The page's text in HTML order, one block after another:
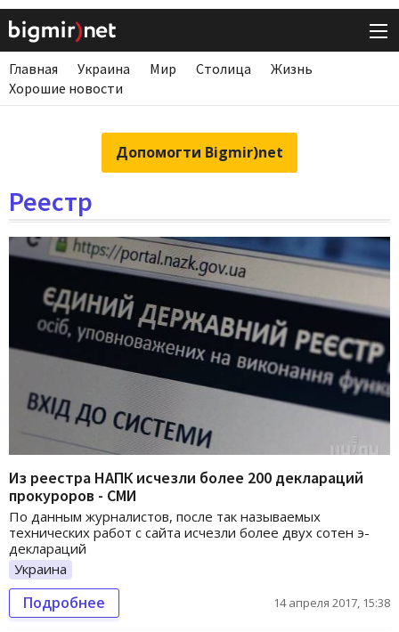
Главная Украина Мир Столица
Жизнь
Хорошие новости
Допомогти Bigmir)net
Реестр
Из реестра НАПК исчезли более 200 деклараций
прокуроров - СМИ
По данным журналистов, после так называемых
технических работ с сайта исчезли более двух сотен э-
деклараций
Украина
Подробнее 14 апреля 2017, 15:38